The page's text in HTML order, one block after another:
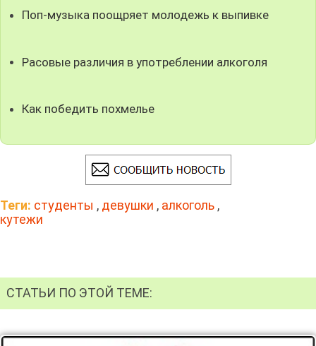
Поп-музыка поощряет молодежь к выпивке
Расовые различия в употреблении алкоголя
Как победить похмелье
Теги: студенты , девушки , алкоголь ,
кутежи
СТАТЬИ ПО ЭТОЙ ТЕМЕ: